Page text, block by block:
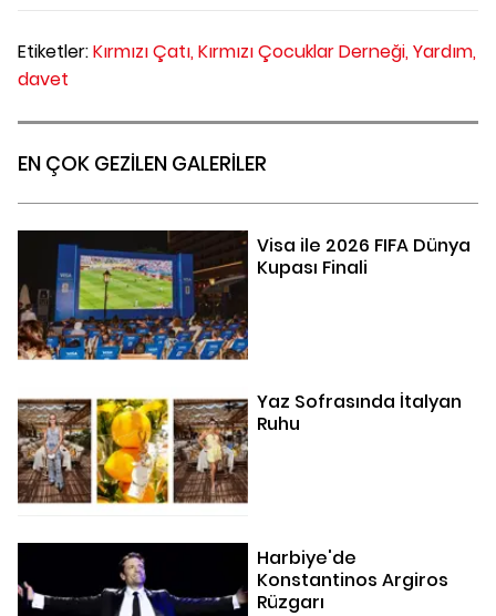
Etiketler:Kırmızı Çatı, Kırmızı Çocuklar Derneği, Yardım,
davet
EN ÇOK GEZİLEN GALERİLER
Visa ile 2026 FIFA Dünya
Kupası Finali
Yaz Sofrasında İtalyan
Ruhu
Harbiye'de
Konstantinos Argiros
Rüzgarı